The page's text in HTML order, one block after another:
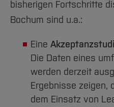
bisherigen Fortschritte
Bochum sind u.a.:
Eine
Die Daten eines
werden derzeit
Ergebnisse zeigen,
dem Einsatz von